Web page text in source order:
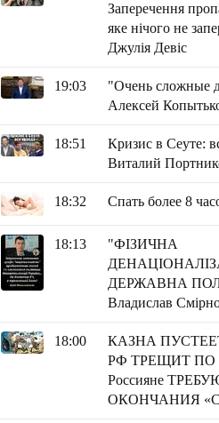
Заперечення
яке нічого не
Джулія Девіс
19:03
"Очень сложные
Алексей
18:51
Кризис в Сеуте:
Виталий
18:32 Спать более 8
18:13
"ФІЗИЧНА
ДЕРЖАВНА
Владислав
18:00
КАЗНА
РФ ТРЕЩИТ
Россияне
ОКОНЧАНИЯ